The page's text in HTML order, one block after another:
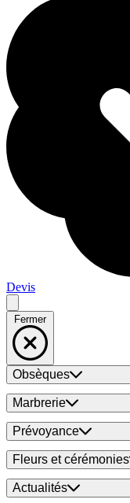
Devis
Fermer
Obsèques
Marbrerie
Prévoyance
Fleurs et cérémonies
Actualités